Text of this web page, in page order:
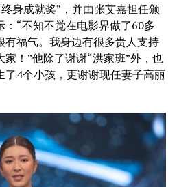
身成就奖”，并由张艾嘉担任颁
“不知不觉在电影界做了60多
有福气。我身边有很多贵人支持
！”他除了谢谢“洪家班”外，也
了4个小孩，更谢谢现任妻子高丽